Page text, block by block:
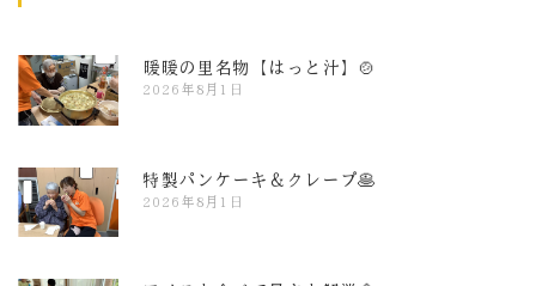
暖暖の里名物【はっと汁】🍲
2026年8月1日
特製パンケーキ＆クレープ🥞
2026年8月1日